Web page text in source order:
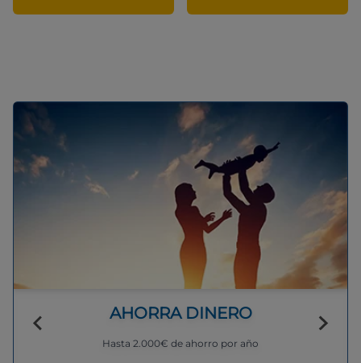
AHORRA DINERO
Hasta 2.000€ de ahorro por año